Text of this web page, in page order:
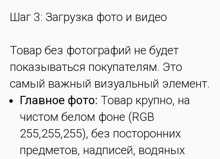
Шаг 3: Загрузка фото и видео
Товар без фотографий не будет
показываться покупателям. Это
самый важный визуальный элемент.
Главное фото: Товар крупно, на
чистом белом фоне (RGB
255,255,255), без посторонних
предметов, надписей, водяных